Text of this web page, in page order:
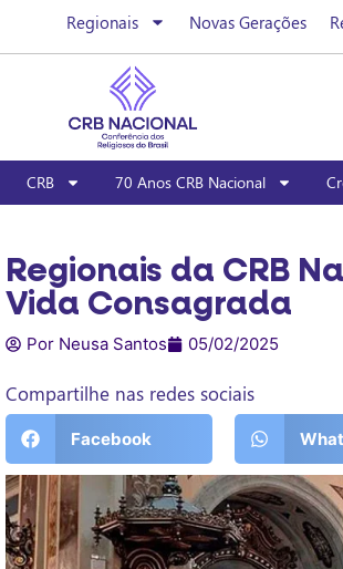
Regionais Novas Gerações
CRB 70 Anos CRB Nacional
Regionais da CRB
Vida Consagrada
Por Neusa Santos 05/02/2025
Compartilhe nas redes sociais
Facebook